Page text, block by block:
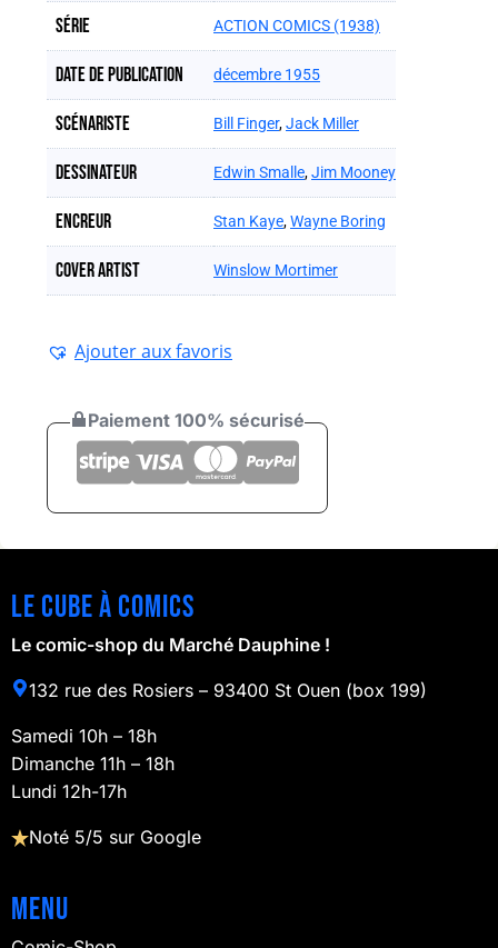
Série ACTION COMICS (1938)
Date de publication décembre 1955
Scénariste Bill Finger,Jack Miller
Dessinateur Edwin Smalle,Jim Mooney
Encreur Stan Kaye,Wayne Boring
Cover artist Winslow Mortimer
Ajouter aux favoris
Paiement 100% sécurisé
Le cube à comics
Le comic-shop du Marché Dauphine !
132 rue des Rosiers – 93400 St Ouen (box 199)
Samedi 10h – 18h
Dimanche 11h – 18h
Lundi 12h-17h
Noté 5/5 sur Google
Menu